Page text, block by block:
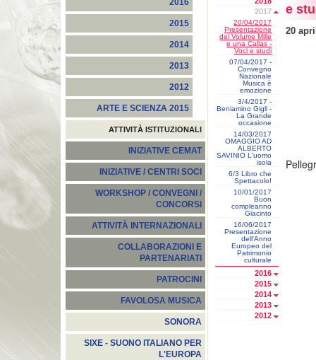
2016
2015
2014
2013
2012
ARTE E SCIENZA 2015
ATTIVITÀ ISTITUZIONALI
INIZIATIVE CEMAT
INIZIATIVE / CENTRI SOCI
WORKSHOP / CONVEGNI /
CONCORSI
ATTIVITÀ INTERNAZIONALI
COLLABORAZIONI E
PARTENARIATI
PATROCINI
FAVOLOSA MUSICA
SONORA
SIXE - SUONO ITALIANO PER
L'EUROPA
2017
20/04/2017
Presentazione
del Volume Mille
e una Callas -
Voci e studi
07/04/2017 -
Convegno
Nazionale
Musica è
emozione
3/4/2017 -
Beniamino Gigli -
La Grande
occasione
14/03/2017
OMAGGIO AD
ALBERTO
SAVINIO L'uomo
isola
6/3 Libro che
Spettacolo!
10/01/2017
Buon
compleanno
Giacinto
16/06/2017
Presentazione
dell'Anno
Europeo del
Patrimonio
culturale
2016
2015
2014
2013
2012
e
20